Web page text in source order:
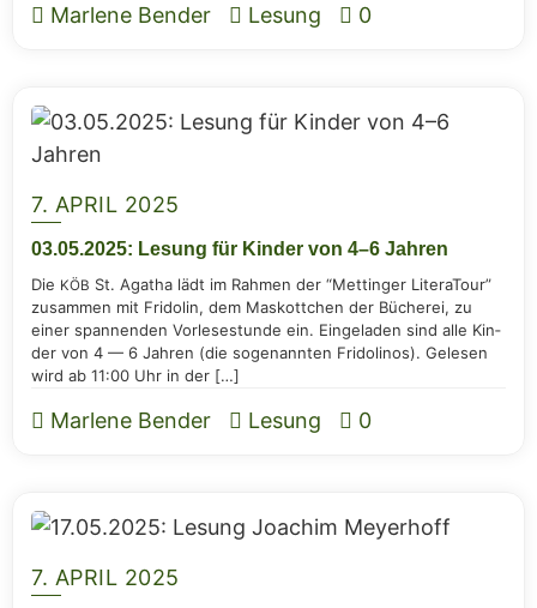
Marlene Bender Lesung 0
7. APRIL 2025
03.05.2025: Lesung für Kin­der von 4–6 Jahren
Die KÖB St. Aga­tha lädt im Rah­men der “Mett­in­ger Litera­Tour”
zusam­men mit Fri­do­lin, dem Mas­kott­chen der Büche­rei, zu
einer span­nen­den Vor­le­se­stun­de ein. Ein­ge­la­den sind alle Kin­
der von 4 — 6 Jah­ren (die soge­nann­ten Fri­do­li­nos). Gele­sen
wird ab 11:00 Uhr in der […]
Marlene Bender Lesung 0
7. APRIL 2025